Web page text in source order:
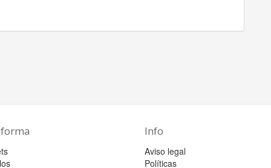
Info
Aviso legal
Políticas